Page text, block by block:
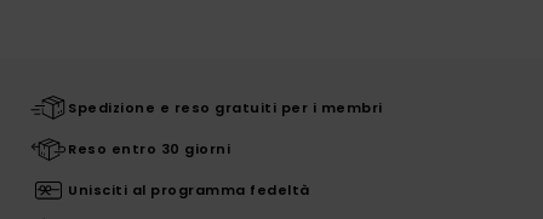
Spedizione e reso gratuiti per i membri
Reso entro 30 giorni
Unisciti al programma fedeltà